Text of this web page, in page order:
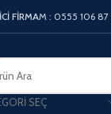
FİRMAM : 0555 106 87
SEÇ